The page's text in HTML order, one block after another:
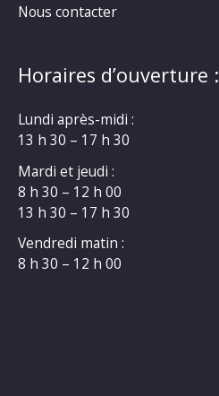
Nous contacter
Horaires d’ouverture :
Lundi après-midi :
13 h 30 – 17 h 30
Mardi et jeudi :
8 h 30 – 12 h 00
13 h 30 – 17 h 30
Vendredi matin :
8 h 30 – 12 h 00